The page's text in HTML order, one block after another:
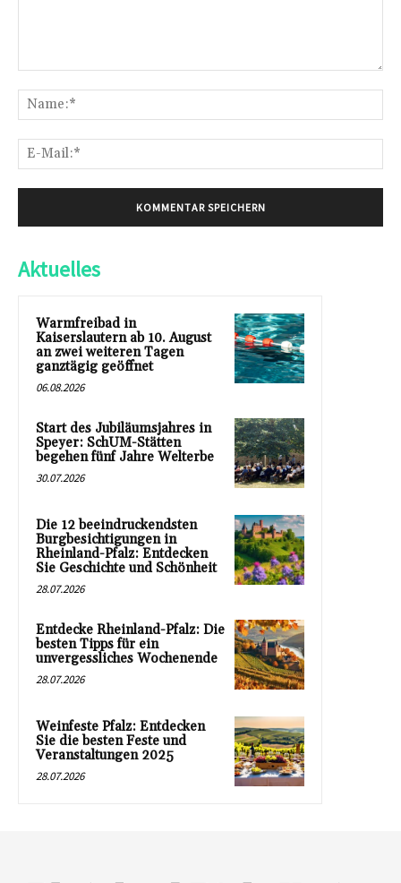
Aktuelles
Warmfreibad in
Kaiserslautern ab 10. August
an zwei weiteren Tagen
ganztägig geöffnet
06.08.2026
Start des Jubiläumsjahres in
Speyer: SchUM-Stätten
begehen fünf Jahre Welterbe
30.07.2026
Die 12 beeindruckendsten
Burgbesichtigungen in
Rheinland-Pfalz: Entdecken
Sie Geschichte und Schönheit
28.07.2026
Entdecke Rheinland-Pfalz: Die
besten Tipps für ein
unvergessliches Wochenende
28.07.2026
Weinfeste Pfalz: Entdecken
Sie die besten Feste und
Veranstaltungen 2025
28.07.2026